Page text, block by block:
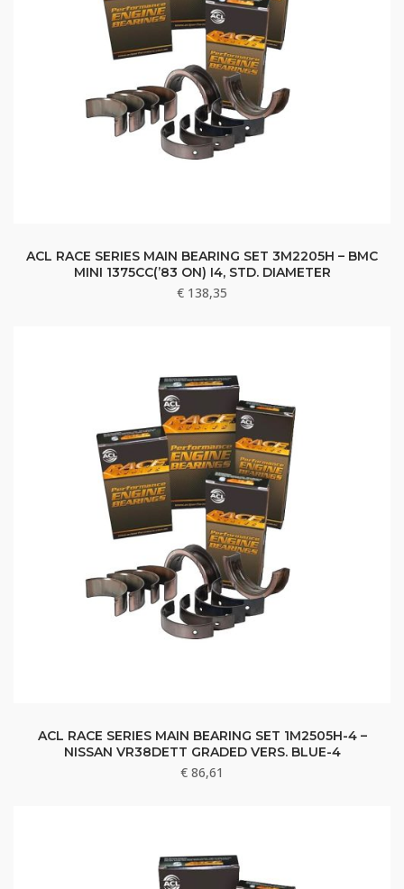
ACL RACE SERIES MAIN BEARING SET 3M2205H – BMC
MINI 1375CC(’83 ON) I4, STD. DIAMETER
€ 138,35
ACL RACE SERIES MAIN BEARING SET 1M2505H-4 –
NISSAN VR38DETT GRADED VERS. BLUE-4
€ 86,61